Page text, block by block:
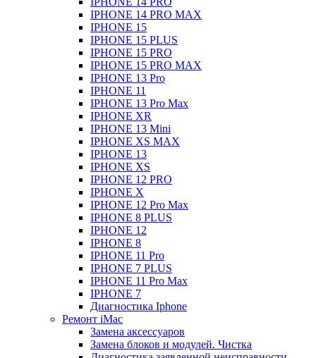
IPHONE 14 PRO MAX
IPHONE 15
IPHONE 15 PLUS
IPHONE 15 PRO
IPHONE 15 PRO MAX
IPHONE 13 Pro
IPHONE 11
IPHONE 13 Pro Max
IPHONE XR
IPHONE 13 Mini
IPHONE XS MAX
IPHONE 13
IPHONE XS
IPHONE 12 PRO
IPHONE X
IPHONE 12 Pro Max
IPHONE 8 PLUS
IPHONE 12
IPHONE 8
IPHONE 11 Pro
IPHONE 7 PLUS
IPHONE 11 Pro Max
IPHONE 7
Диагностика Iphone
Ремонт iMac
Замена аксессуаров
Замена блоков и модулей. Чистка